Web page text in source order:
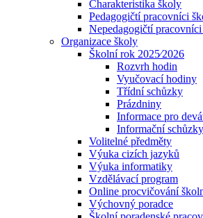
Charakteristika školy
Pedagogičtí pracovníci
Nepedagogičtí
Organizace školy
Školní rok 2025⁄2026
Rozvrh hodin
Vyučovací hodiny
Třídní schůzky
Prázdniny
Informace pro
Informační schůzky
Volitelné předměty
Výuka cizích jazyků
Výuka informatiky
Vzdělávací program
Online procvičování
Výchovný poradce